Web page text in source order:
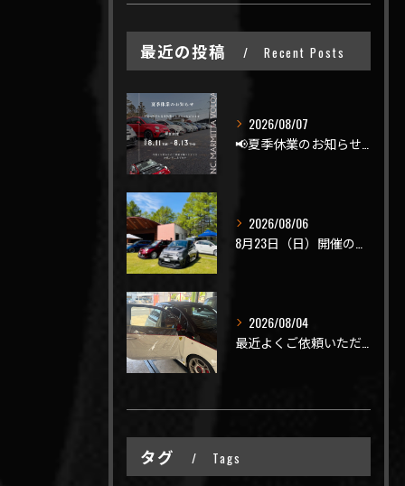
最近の投稿 Recent Posts
2026/08/07
2026/08/06
2026/08/04
タグ Tags